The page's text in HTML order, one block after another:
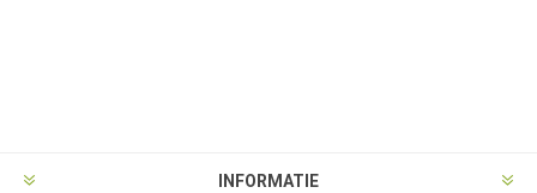
INFORMATIE